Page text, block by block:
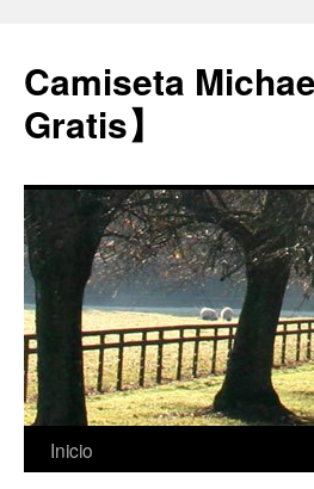
Camiseta
Gratis】
Saltar
Inicio